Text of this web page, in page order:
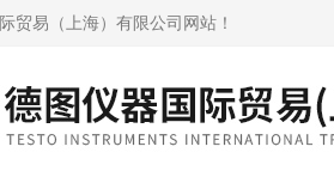
贸易（上海）有限公司网站！